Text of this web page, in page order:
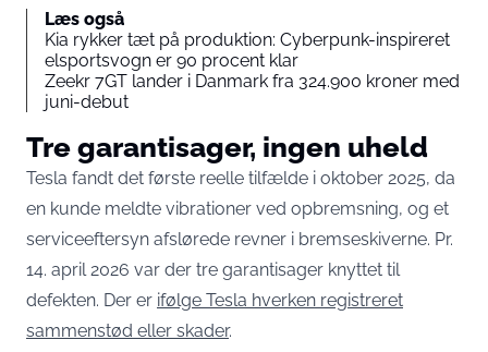
Læs også
Kia rykker tæt på produktion: Cyberpunk-inspireret
elsportsvogn er 90 procent klar
Zeekr 7GT lander i Danmark fra 324.900 kroner med
juni-debut
Tre garantisager, ingen uheld
Tesla fandt det første reelle tilfælde i oktober 2025, da
en kunde meldte vibrationer ved opbremsning, og et
serviceeftersyn afslørede revner i bremseskiverne. Pr.
14. april 2026 var der tre garantisager knyttet til
defekten. Der er ifølge Tesla hverken registreret
sammenstød eller skader.